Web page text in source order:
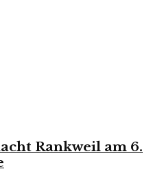
Rankweil am 6.